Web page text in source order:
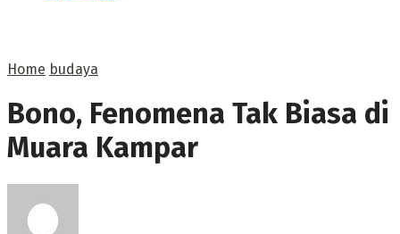
Home budaya
Bono, Fenomena Tak Biasa di
Muara Kampar